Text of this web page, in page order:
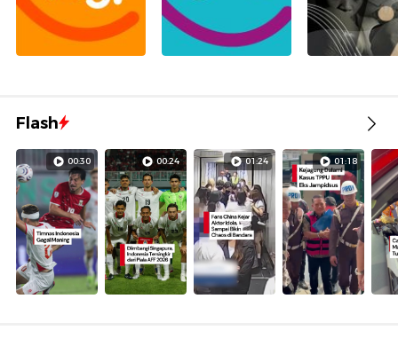
Flash
00:30 00:24 01:24 01:18